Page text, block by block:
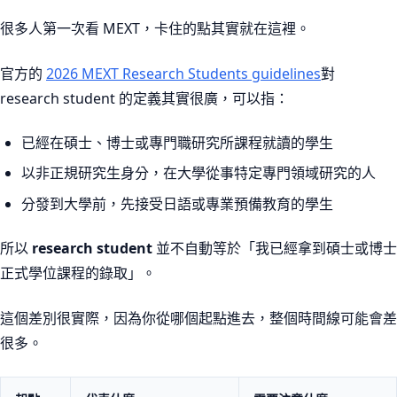
很多人第一次看 MEXT，卡住的點其實就在這裡。
官方的 2026 MEXT Research Students guidelines對
research student 的定義其實很廣，可以指：
已經在碩士、博士或專門職研究所課程就讀的學生
以非正規研究生身分，在大學從事特定專門領域研究的人
分發到大學前，先接受日語或專業預備教育的學生
所以 research student 並不自動等於「我已經拿到碩士或博士
正式學位課程的錄取」。
這個差別很實際，因為你從哪個起點進去，整個時間線可能會差
很多。